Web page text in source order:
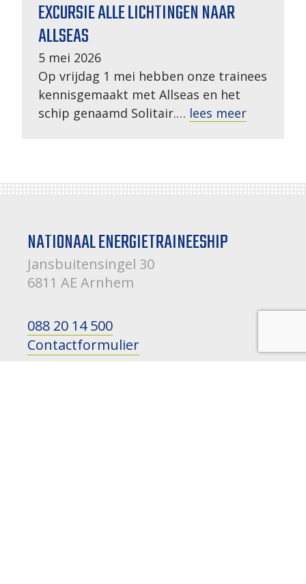
EXCURSIE ALLE LICHTINGEN NAAR
ALLSEAS
5 mei 2026
Op vrijdag 1 mei hebben onze trainees
kennisgemaakt met Allseas en het
schip genaamd Solitair.… lees meer
NATIONAAL ENERGIETRAINEESHIP
Jansbuitensingel 30
6811 AE Arnhem
088 20 14 500
Contactformulier